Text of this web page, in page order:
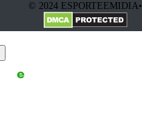
© 2024 ESPORTEEMIDIA•